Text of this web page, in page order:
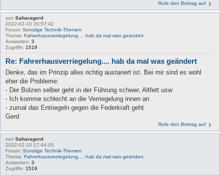
Rufe den Beitrag auf
von Saharagerd
2022-02-10 20:57:42
Forum: Sonstige Technik-Themen
Thema: Fahrerhausverriegelung.... hab da mal was geändert
Antworten: 3
Zugriffe: 1519
Re: Fahrerhausverriegelung.... hab da mal was geändert
Denke, das im Prinzip alles richtig austariert ist. Bei mir sind es wohl
eher die Probleme:
- Der Bolzen selber geht in der Führung schwer, Altfett usw
- Ich komme schlecht an die Verriegelung innen an
- zumal das Entriegeln gegen die Federkraft geht
Gerd
Rufe den Beitrag auf
von Saharagerd
2022-02-10 17:44:05
Forum: Sonstige Technik-Themen
Thema: Fahrerhausverriegelung.... hab da mal was geändert
Antworten: 3
Zugriffe: 1519